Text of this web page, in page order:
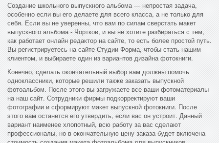
Создание школьного выпускного альбома — непростая задача,
особенно если вы его делаете для всего класса, а не только для
себя. Если вы не уверенны, что вам по силам сверстать макет
выпускного альбома - Чортков, и вы не хотите разбираться с тем,
как работает онлайн редактор на сайте, то есть более простой путь.
Вы регистрируетесь на сайте Студии Форма, чтобы стать нашим
клиентом, и выбираете один из вариантов дизайна фотокниги.
Конечно, сделать окончательный выбор вам должны помочь
одноклассники, которые решили также заказать выпускной
фотоальбом. После этого вы загружаете все ваши фотоматериалы
на наш сайт. Сотрудники фирмы подкорректируют ваши
фотографии и сформируют макет выпускной фотокниги. После
этого вам останется его утвердить, если вас он устроит. Данный
вариант наименее хлопотный, всю работу за вас сделают
профессионалы, но в окончательную цену заказа будет включена